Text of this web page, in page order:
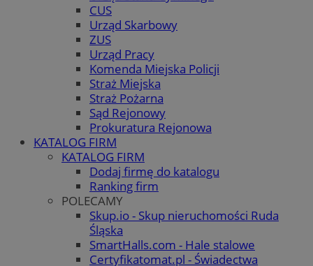
CUS
Urząd Skarbowy
ZUS
Urząd Pracy
Komenda Miejska Policji
Straż Miejska
Straż Pożarna
Sąd Rejonowy
Prokuratura Rejonowa
KATALOG FIRM
KATALOG FIRM
Dodaj firmę do katalogu
Ranking firm
POLECAMY
Skup.io - Skup nieruchomości Ruda
Śląska
SmartHalls.com - Hale stalowe
Certyfikatomat.pl - Świadectwa